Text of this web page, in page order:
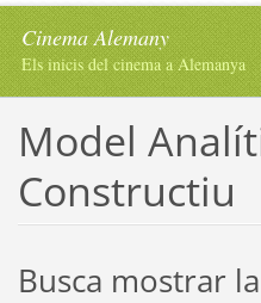
Cinema Alemany
Els inicis del cinema a Alemanya
Model
Constructiu
Busca mostrar